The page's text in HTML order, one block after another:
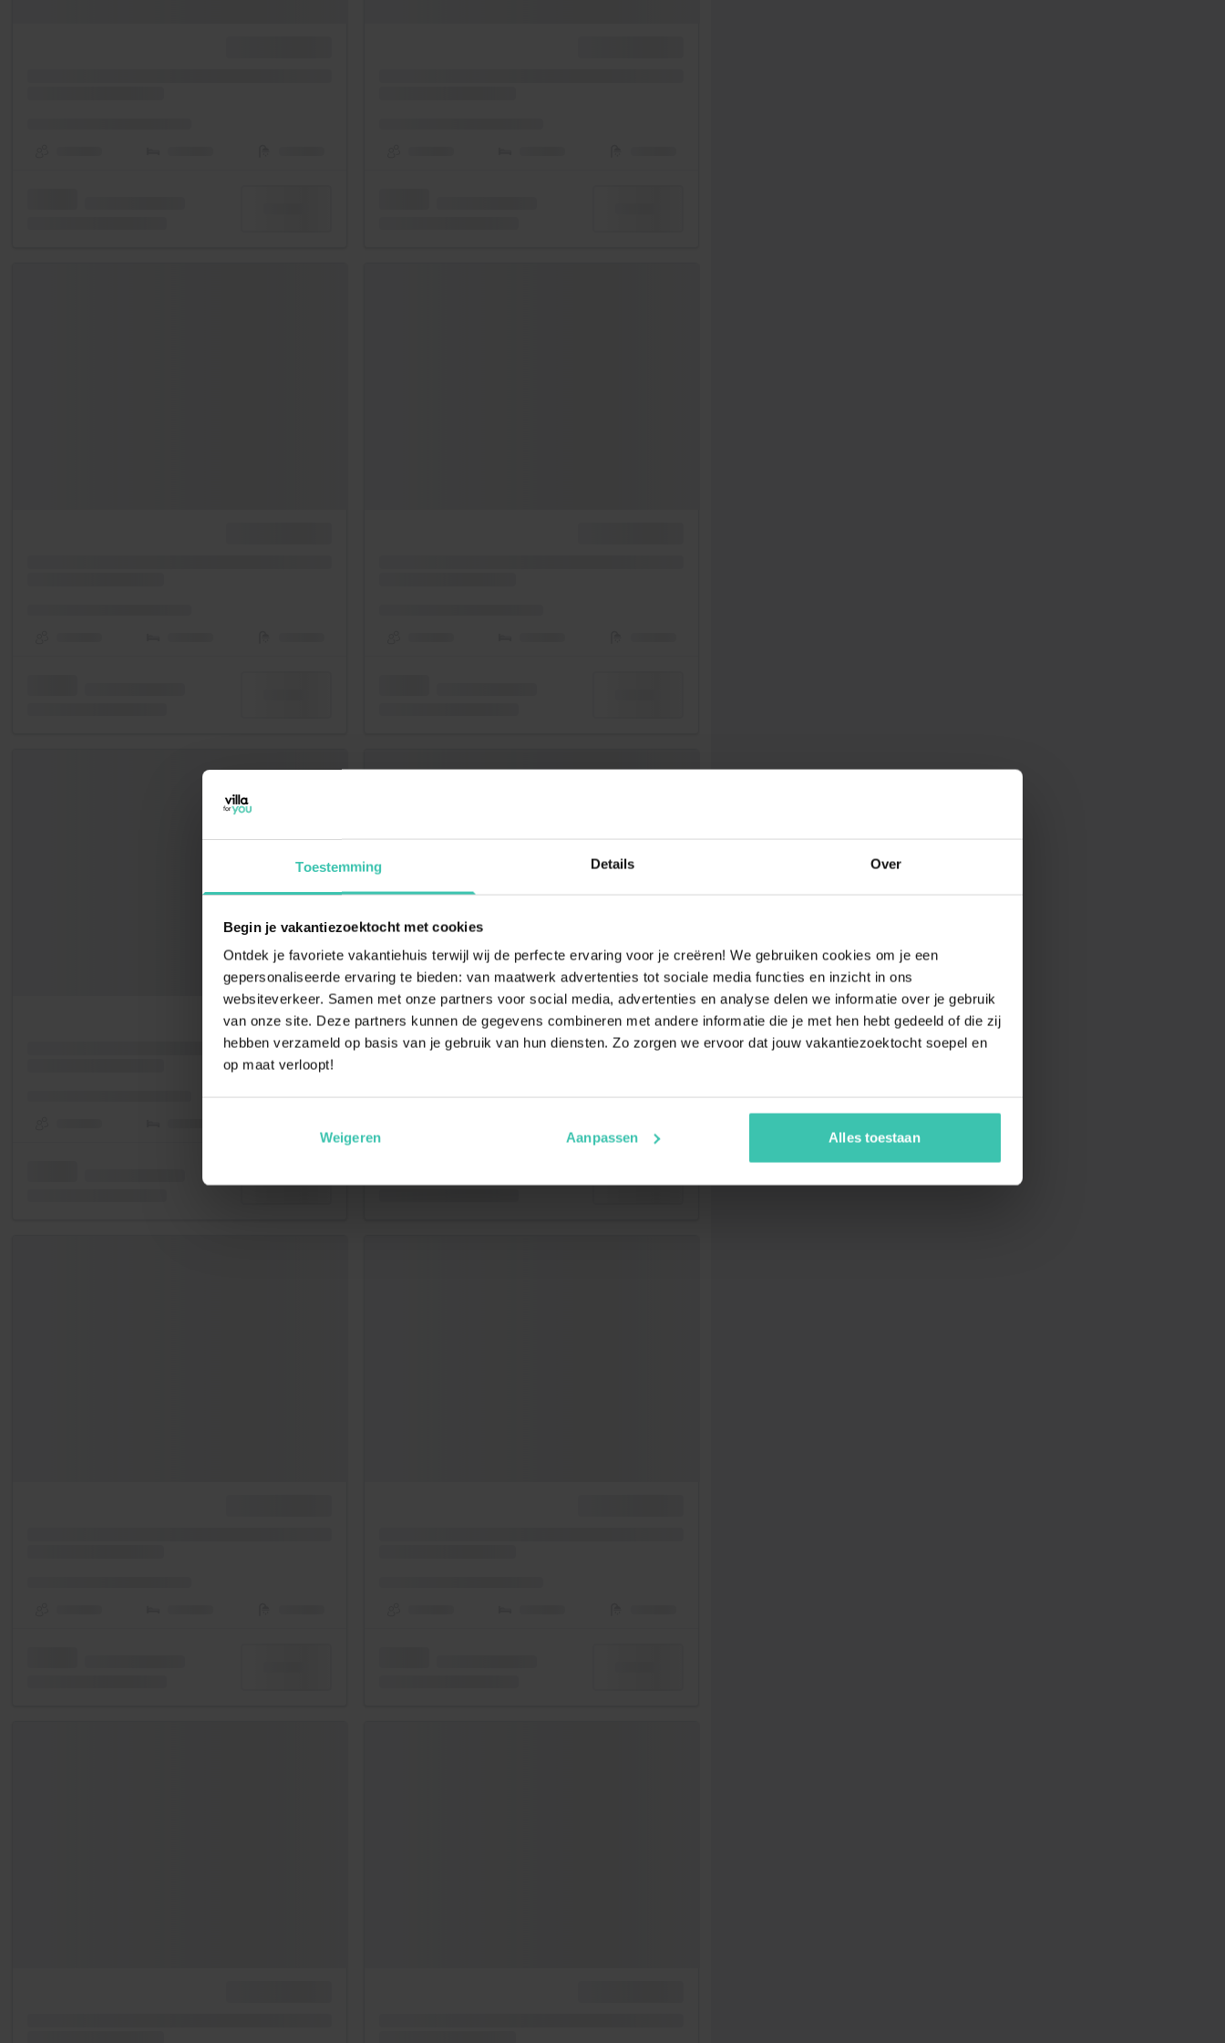
Toestemming Details Over
Begin je vakantiezoektocht met cookies
Ontdek je favoriete vakantiehuis terwijl wij de perfecte ervaring voor je creëren! We gebruiken cookies om je een
gepersonaliseerde ervaring te bieden: van maatwerk advertenties tot sociale media functies en inzicht in ons
websiteverkeer. Samen met onze partners voor social media, advertenties en analyse delen we informatie over je gebruik
van onze site. Deze partners kunnen de gegevens combineren met andere informatie die je met hen hebt gedeeld of die zij
hebben verzameld op basis van je gebruik van hun diensten. Zo zorgen we ervoor dat jouw vakantiezoektocht soepel en
op maat verloopt!
Weigeren Aanpassen Alles toestaan